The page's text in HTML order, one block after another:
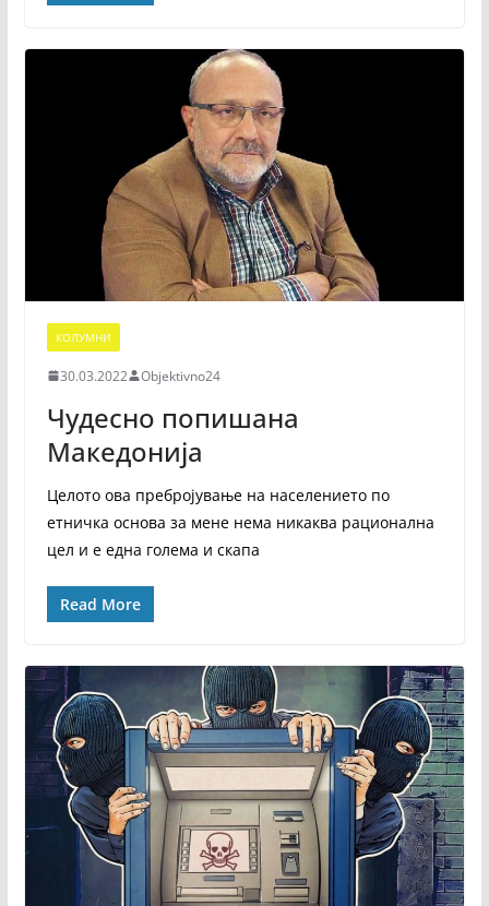
КОЛУМНИ
30.03.2022 Objektivno24
Чудесно попишана
Македонија
Целото ова пребројување на населението по
етничка основа за мене нема никаква рационална
цел и е една голема и скапа
Read More